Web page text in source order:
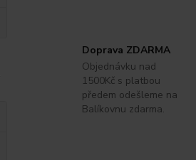
Doprava ZDARMA
Objednávku nad
1500Kč s platbou
předem odešleme na
Balíkovnu zdarma.